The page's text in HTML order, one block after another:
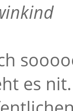
es nit.